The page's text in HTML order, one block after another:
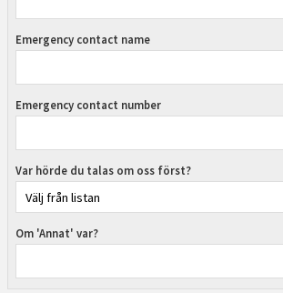
Emergency contact name
Emergency contact number
Var hörde du talas om oss först?
Om 'Annat' var?